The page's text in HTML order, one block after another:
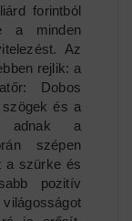
forintból
a minden
Az
rejlik: a
Dobos
és a
adnak a
szépen
a szürke és
pozitív